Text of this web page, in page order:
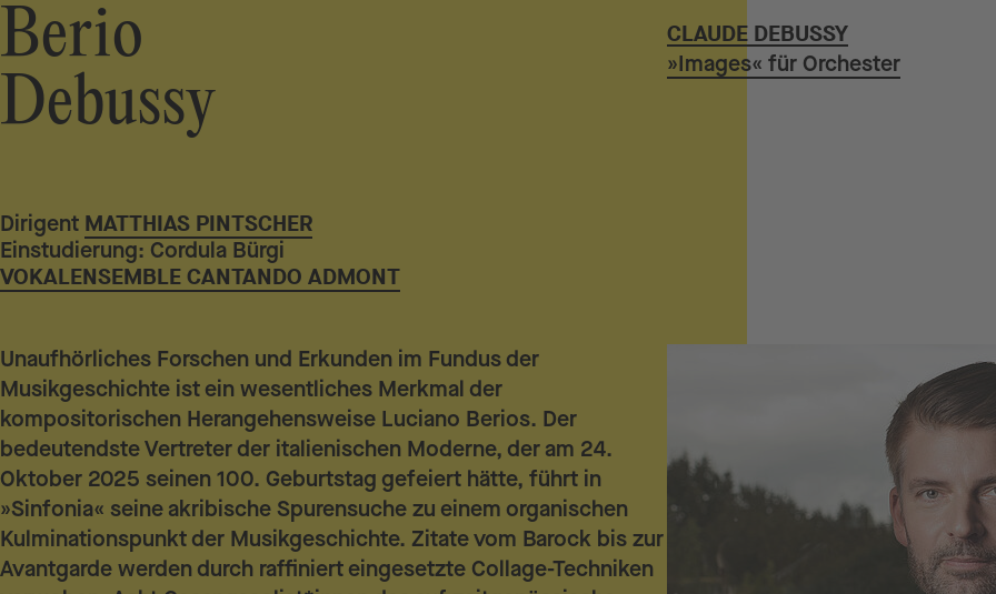
Berio
Debussy
CLAUDE DEBUSSY
»Images« für Orchester
Dirigent MATTHIAS PINTSCHER
Einstudierung: Cordula Bürgi
VOKALENSEMBLE CANTANDO ADMONT
Unaufhörliches Forschen und Erkunden im Fundus der
Musikgeschichte ist ein wesentliches Merkmal der
kompositorischen Herangehensweise Luciano Berios. Der
bedeutendste Vertreter der italienischen Moderne, der am 24.
Oktober 2025 seinen 100. Geburtstag gefeiert hätte, führt in
»Sinfonia« seine akribische Spurensuche zu einem organischen
Kulminationspunkt der Musikgeschichte. Zitate vom Barock bis zur
Avantgarde werden durch raffiniert eingesetzte Collage-Techniken